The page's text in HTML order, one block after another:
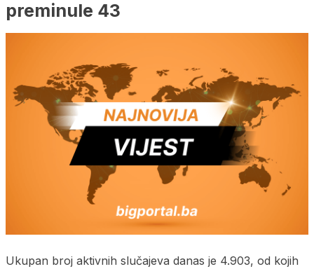
preminule 43
Ukupan broj aktivnih slučajeva danas je 4.903, od kojih